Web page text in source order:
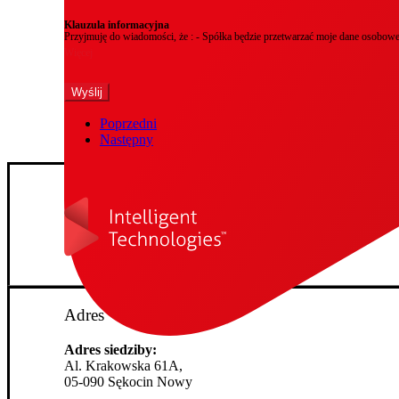
Klauzula informacyjna
Przyjmuję do wiadomości, że : - Spółka będzie przetwarzać moje dane
Poprzedni
Następny
Adres
Adres siedziby:
Al. Krakowska 61A,
05-090 Sękocin Nowy